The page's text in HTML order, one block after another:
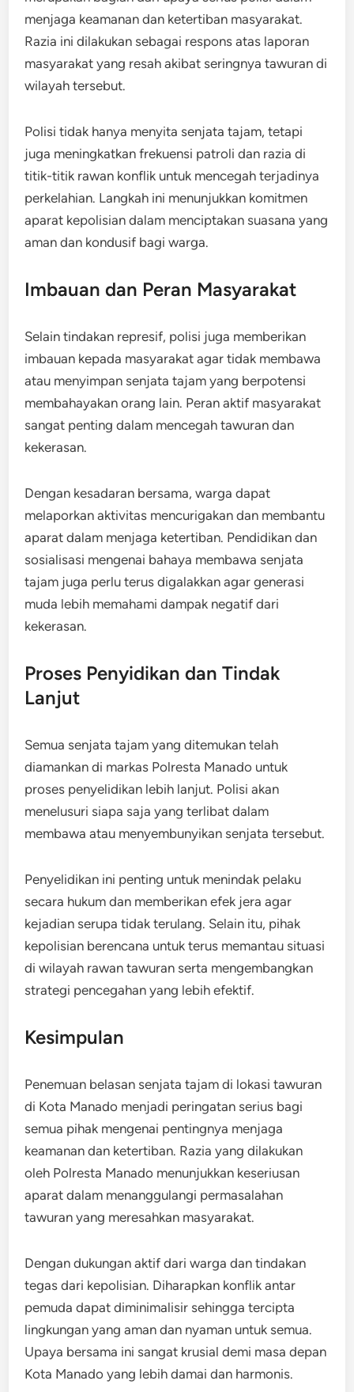
menjaga keamanan dan ketertiban masyarakat.
Razia ini dilakukan sebagai respons atas laporan
masyarakat yang resah akibat seringnya tawuran di
wilayah tersebut.
Polisi tidak hanya menyita senjata tajam, tetapi
juga meningkatkan frekuensi patroli dan razia di
titik-titik rawan konflik untuk mencegah terjadinya
perkelahian. Langkah ini menunjukkan komitmen
aparat kepolisian dalam menciptakan suasana yang
aman dan kondusif bagi warga.
Imbauan dan Peran Masyarakat
Selain tindakan represif, polisi juga memberikan
imbauan kepada masyarakat agar tidak membawa
atau menyimpan senjata tajam yang berpotensi
membahayakan orang lain. Peran aktif masyarakat
sangat penting dalam mencegah tawuran dan
kekerasan.
Dengan kesadaran bersama, warga dapat
melaporkan aktivitas mencurigakan dan membantu
aparat dalam menjaga ketertiban. Pendidikan dan
sosialisasi mengenai bahaya membawa senjata
tajam juga perlu terus digalakkan agar generasi
muda lebih memahami dampak negatif dari
kekerasan.
Proses Penyidikan dan Tindak
Lanjut
Semua senjata tajam yang ditemukan telah
diamankan di markas Polresta Manado untuk
proses penyelidikan lebih lanjut. Polisi akan
menelusuri siapa saja yang terlibat dalam
membawa atau menyembunyikan senjata tersebut.
Penyelidikan ini penting untuk menindak pelaku
secara hukum dan memberikan efek jera agar
kejadian serupa tidak terulang. Selain itu, pihak
kepolisian berencana untuk terus memantau situasi
di wilayah rawan tawuran serta mengembangkan
strategi pencegahan yang lebih efektif.
Kesimpulan
Penemuan belasan senjata tajam di lokasi tawuran
di Kota Manado menjadi peringatan serius bagi
semua pihak mengenai pentingnya menjaga
keamanan dan ketertiban. Razia yang dilakukan
oleh Polresta Manado menunjukkan keseriusan
aparat dalam menanggulangi permasalahan
tawuran yang meresahkan masyarakat.
Dengan dukungan aktif dari warga dan tindakan
tegas dari kepolisian. Diharapkan konflik antar
pemuda dapat diminimalisir sehingga tercipta
lingkungan yang aman dan nyaman untuk semua.
Upaya bersama ini sangat krusial demi masa depan
Kota Manado yang lebih damai dan harmonis.